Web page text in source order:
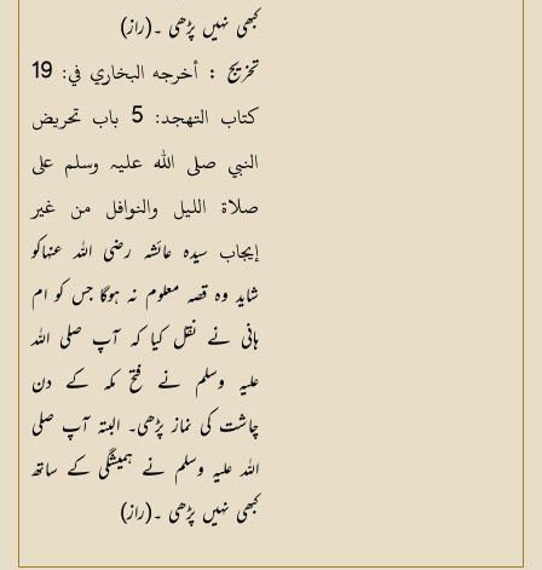
کبھی نہیں پڑھی ۔(راز)
تخریج :
أخرجه البخاري في: 19
كتاب التهجد: 5 باب تحريض
النبي صلی اللہ علیہ وسلم على
صلاة الليل والنوافل من غير
إيجاب سیدہ عائشہ رضی اللہ عنہاکو
شاید وہ قصہ معلوم نہ ہوگا جس کو ام
ہانی نے نقل کیا کہ آپ صلی اللہ
علیہ وسلم نے فتح مکہ کے دن
چاشت کی نماز پڑھی۔ البتہ آپ صلی
اللہ علیہ وسلم نے ہمیشگی کے ساتھ
کبھی نہیں پڑھی ۔(راز)